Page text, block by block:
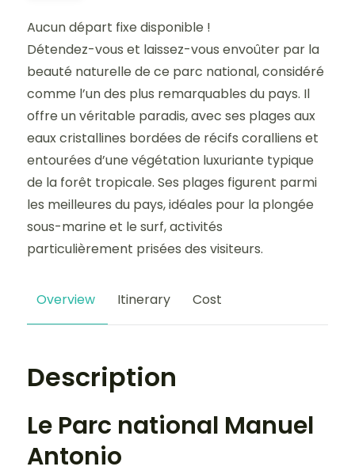
Aucun départ fixe disponible !
Détendez-vous et laissez-vous envoûter par la
beauté naturelle de ce parc national, considéré
comme l’un des plus remarquables du pays. Il
offre un véritable paradis, avec ses plages aux
eaux cristallines bordées de récifs coralliens et
entourées d’une végétation luxuriante typique
de la forêt tropicale. Ses plages figurent parmi
les meilleures du pays, idéales pour la plongée
sous-marine et le surf, activités
particulièrement prisées des visiteurs.
Overview Itinerary Cost
Description
Le Parc national Manuel
Antonio